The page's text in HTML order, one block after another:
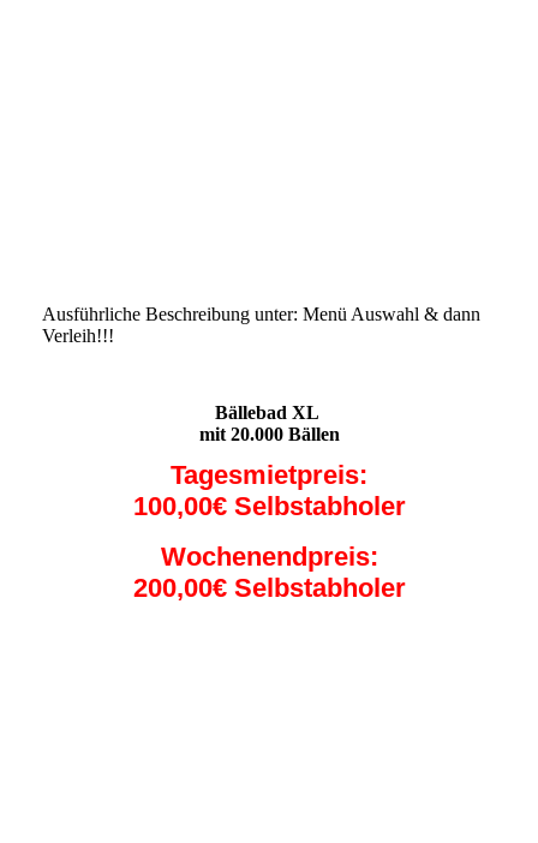
Ausführliche Beschreibung unter: Menü Auswahl & dann
Verleih!!!
Bällebad XL
mit 20.000 Bällen
Tagesmietpreis:
100,00€ Selbstabholer
Wochenendpreis:
200,00€ Selbstabholer